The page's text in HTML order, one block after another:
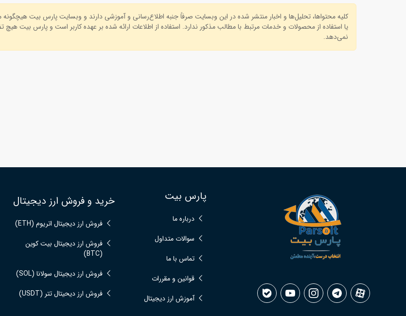
کلیه محتواها، تحلیل‌ها و اخبار منتشر شده در این وبسایت صرفاً جنبه اطلاع‌رسانی و آموزشی دارند و وبسایت پارس بیت
یا استفاده از محصولات و خدمات مرتبط با مطالب مذکور ندارد. استفاده از اطلاعات ارائه شده بر عهده کاربر است و پارس بیت
نمی‌دهد.
پارس بیت
درباره ما
سوالات متداول
تماس با ما
قوانین و مقررات
آموزش ارز دیجیتال
خرید و فروش ارز دیجیتال
فروش ارز دیجیتال اتریوم (ETH)
فروش ارز دیجیتال بیت کوین
(BTC)
فروش ارز دیجیتال سولانا (SOL)
فروش ارز دیحیتال تتر (USDT)